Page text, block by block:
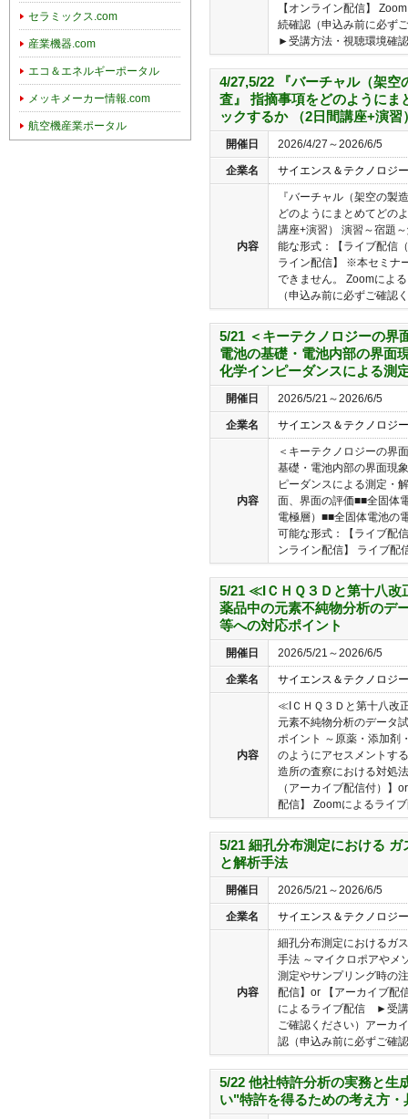
【オンライン配信】
続確認（申込み前に必ず
►受講方法・視聴環境確
4/27,5/22 『バーチャル（架
査』 指摘事項をどのようにま
ックするか （2日間講座+演習
開催日 2026/4/27～2026/6/5
企業名 サイエンス＆テクノロジ
内容
『バーチャル（架空の製
どのようにまとめてどの
講座+演習） 演習～宿題
能な形式：【ライブ配信
ライン配信】 ※本セミナ
できません。 Zoomによ
（申込み前に必ずご確認
5/21 ＜キーテクノロジーの界
電池の基礎・電池内部の界面
化学インピーダンスによる測
開催日 2026/5/21～2026/6/5
企業名 サイエンス＆テクノロジ
内容
＜キーテクノロジーの界
基礎・電池内部の界面現
ピーダンスによる測定・
面、界面の評価■■全固体
電極層）■■全固体電池の
可能な形式：【ライブ配
ンライン配信】 ライブ配
5/21 ≪IＣＨＱ３Ｄと第十八
薬品中の元素不純物分析のデ
等への対応ポイント
開催日 2026/5/21～2026/6/5
企業名 サイエンス＆テクノロジ
内容
≪IＣＨＱ３Ｄと第十八改
元素不純物分析のデータ
ポイント ～原薬・添加剤
のようにアセスメントす
造所の査察における対処
（アーカイブ配信付）】
配信】 Zoomによるライ
5/21 細孔分布測定における
と解析手法
開催日 2026/5/21～2026/6/5
企業名 サイエンス＆テクノロジ
内容
細孔分布測定におけるガ
手法 ～マイクロポアやメ
測定やサンプリング時の
配信】or 【アーカイブ配
によるライブ配信 ►受講
ご確認ください）アー
認（申込み前に必ずご確
5/22 他社特許分析の実務と生
い"特許を得るための考え方・
セラミックス.com
産業機器.com
エコ＆エネルギーポータル
メッキメーカー情報.com
航空機産業ポータル